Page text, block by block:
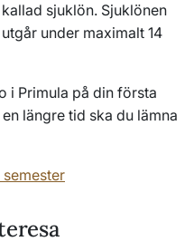
sjuklön. Sjuklönen
under maximalt 14
i Primula på din första
längre tid ska du lämna